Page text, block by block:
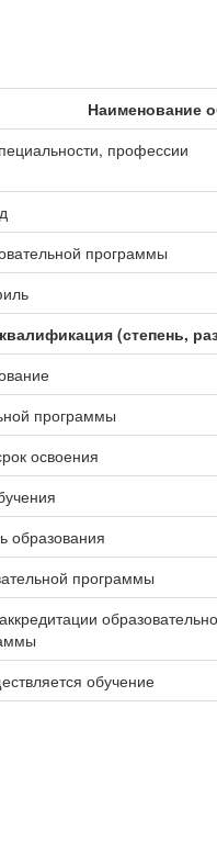
Наименование
профессии
программы
(степень,
программы
освоения
образования
программы
обучение